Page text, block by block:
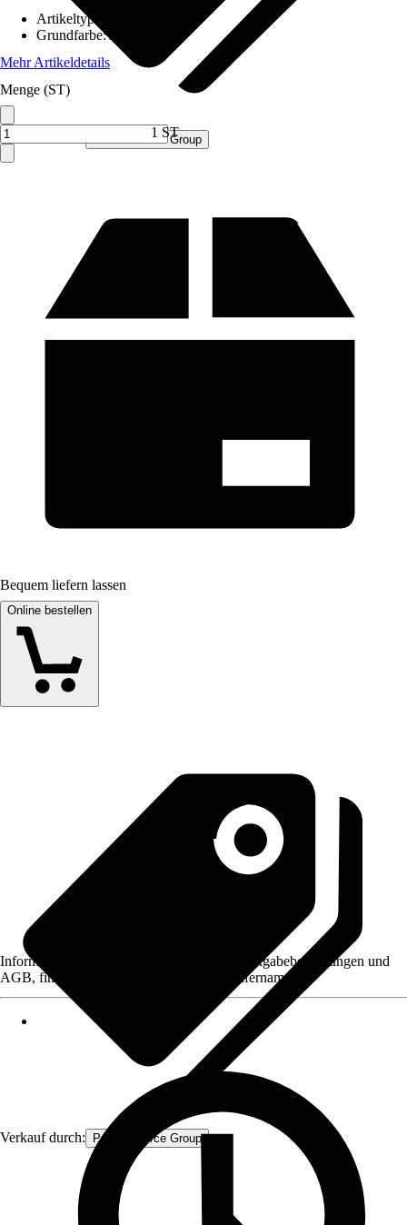
Verkauf durch: Procommerce Group
Artikeltyp
Grundfarbe:Anthrazit
Mehr Artikeldetails
Menge (ST)
1 ST
Bequem liefern lassen
Online bestellen
Verkauf durch: Procommerce Group
Informationen des Verkäufers, wie z. B. Rückgabebedingungen und
AGB, finden Sie bei Klick auf den Verkäufernamen.